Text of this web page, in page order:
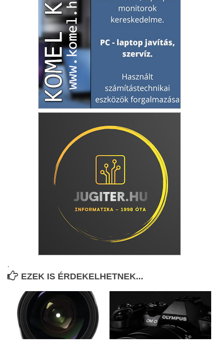
.
EZEK IS ÉRDEKELHETNEK...